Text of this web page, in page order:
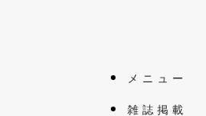
メニュー
雑誌掲載